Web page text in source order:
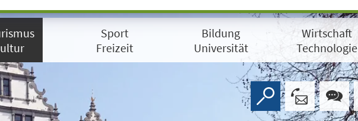
Sport
Freizeit
Bildung
Universität
Wirtschaft
Technologie